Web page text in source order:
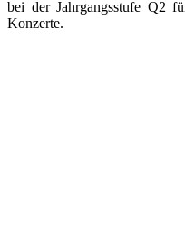
bei der Jahrgangsstufe Q2
Konzerte.